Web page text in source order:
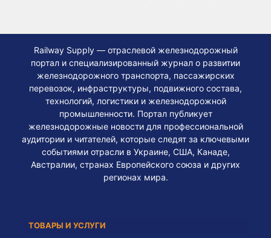
Railway Supply — отраслевой железнодорожный
портал и специализированный журнал о развитии
железнодорожного транспорта, пассажирских
перевозок, инфраструктуры, подвижного состава,
технологий, логистики и железнодорожной
промышленности. Портал публикует
железнодорожные новости для профессиональной
аудитории и читателей, которые следят за ключевыми
событиями отрасли в Украине, США, Канаде,
Австралии, странах Европейского союза и других
регионах мира.
ТОВАРЫ И УСЛУГИ